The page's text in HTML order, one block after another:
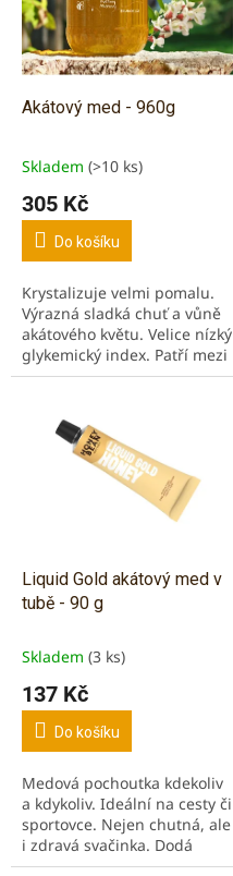
o
Akátový med - 960g
Průměrné
produktu
5,0
5
hvězdiček.
Skladem (>10 ks)
305 Kč
Do košíku
Krystalizuje velmi pomalu.
Výrazná sladká chuť a vůně
akátového květu. Velice nízký
glykemický index. Patří mezi
nejlepší a nejkvalitnější
Liquid Gold akátový med v
tubě - 90 g
Skladem (3 ks)
137 Kč
Do košíku
Medová pochoutka kdekoliv
a kdykoliv. Ideální na cesty či
sportovce. Nejen chutná, ale
i zdravá svačinka. Dodá
kvalitní živiny a energii.